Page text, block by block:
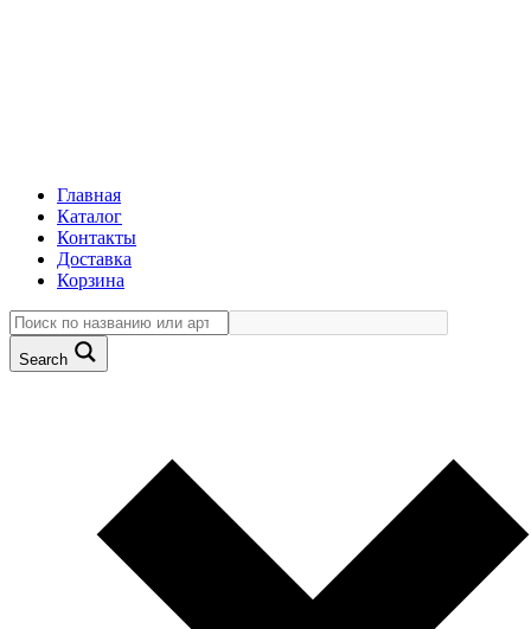
Главная
Каталог
Контакты
Доставка
Корзина
Search